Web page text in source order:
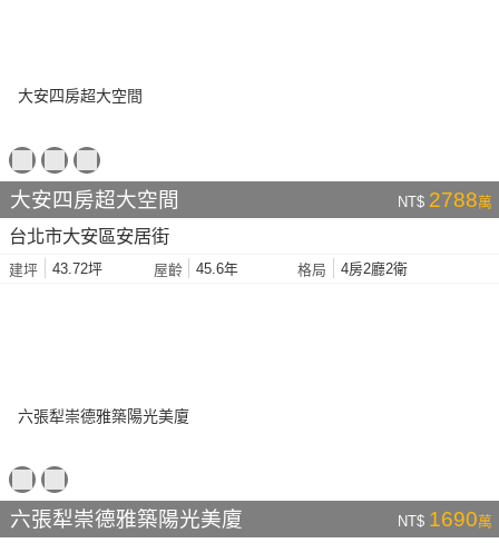
大安四房超大空間 NT$ 2788萬
台北市大安區安居街
建坪 43.72坪 屋齡 45.6年 格局 4房2廳2衛
六張犁崇德雅築陽光美廈 NT$ 1690萬